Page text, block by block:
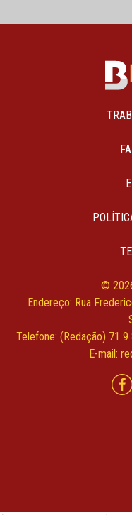
©
Endereço: Rua
Telefone: (Redação) 71
E-mail: